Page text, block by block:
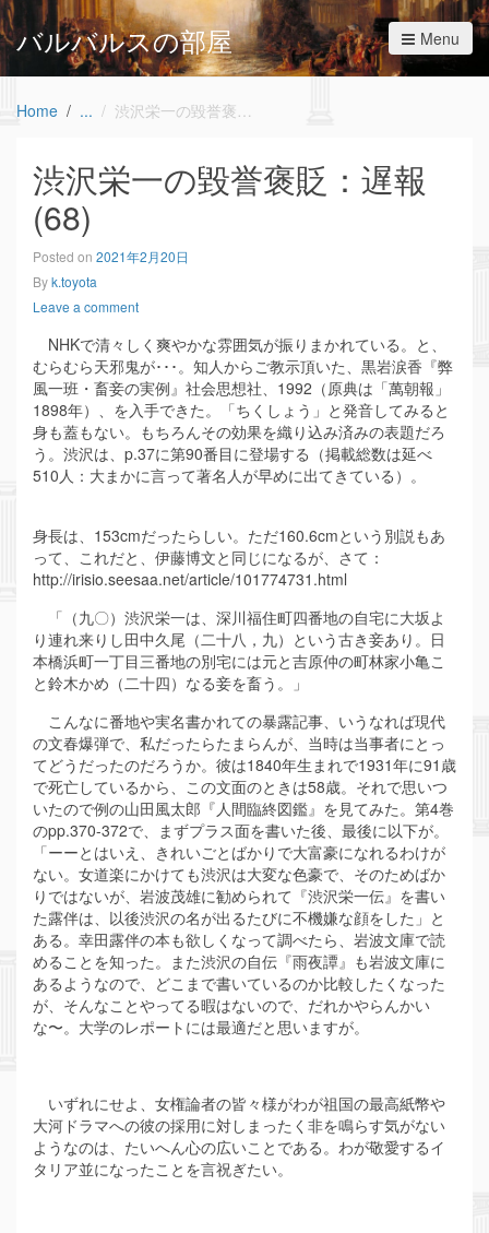
バルバルスの部屋 Menu
Home 渋沢栄一の毀誉褒貶：遅報(68)
渋沢栄一の毀誉褒貶：遅報
(68)
Posted on 2021年2月20日
Byk.toyota
Leave a comment
NHKで清々しく爽やかな雰囲気が振りまかれている。と、
むらむら天邪鬼が･･･。知人からご教示頂いた、黒岩涙香『弊
風一班・畜妾の実例』社会思想社、1992（原典は「萬朝報」
1898年）、を入手できた。「ちくしょう」と発音してみると
身も蓋もない。もちろんその効果を織り込み済みの表題だろ
う。渋沢は、p.37に第90番目に登場する（掲載総数は延べ
510人：大まかに言って著名人が早めに出てきている）。
身長は、153cmだったらしい。ただ160.6cmという別説もあ
って、これだと、伊藤博文と同じになるが、さて：
http://irisio.seesaa.net/article/101774731.html
「（九〇）渋沢栄一は、深川福住町四番地の自宅に大坂よ
り連れ来りし田中久尾（二十八，九）という古き妾あり。日
本橋浜町一丁目三番地の別宅には元と吉原仲の町林家小亀こ
と鈴木かめ（二十四）なる妾を畜う。」
こんなに番地や実名書かれての暴露記事、いうなれば現代
の文春爆弾で、私だったらたまらんが、当時は当事者にとっ
てどうだったのだろうか。彼は1840年生まれで1931年に91歳
で死亡しているから、この文面のときは58歳。それで思いつ
いたので例の山田風太郎『人間臨終図鑑』を見てみた。第4巻
のpp.370-372で、まずプラス面を書いた後、最後に以下が。
「ーーとはいえ、きれいごとばかりで大富豪になれるわけが
ない。女道楽にかけても渋沢は大変な色豪で、そのためばか
りではないが、岩波茂雄に勧められて『渋沢栄一伝』を書い
た露伴は、以後渋沢の名が出るたびに不機嫌な顔をした」と
ある。幸田露伴の本も欲しくなって調べたら、岩波文庫で読
めることを知った。また渋沢の自伝『雨夜譚』も岩波文庫に
あるようなので、どこまで書いているのか比較したくなった
が、そんなことやってる暇はないので、だれかやらんかい
な〜。大学のレポートには最適だと思いますが。
いずれにせよ、女権論者の皆々様がわが祖国の最高紙幣や
大河ドラマへの彼の採用に対しまったく非を鳴らす気がない
ようなのは、たいへん心の広いことである。わが敬愛するイ
タリア並になったことを言祝ぎたい。